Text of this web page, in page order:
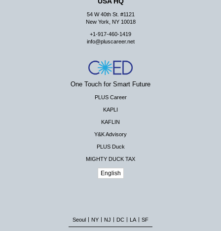
54 W 40th St. #1121
New York, NY 10018
+1-917-460-1419
info@pluscareer.net
One Touch for Smart Future
PLUS Career
KAPLI
KAFLIN
Y&K Advisory
PLUS Duck
MIGHTY DUCK TAX
English
Seoul NY NJ DC LA SF